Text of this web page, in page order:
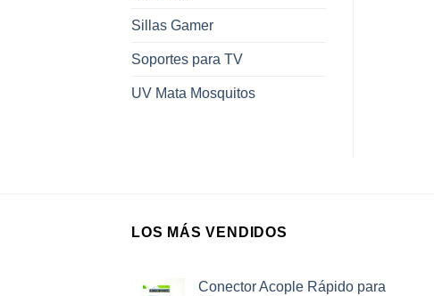
Sillas Gamer
Soportes para TV
UV Mata Mosquitos
LOS MÁS VENDIDOS
Conector Acople Rápido para